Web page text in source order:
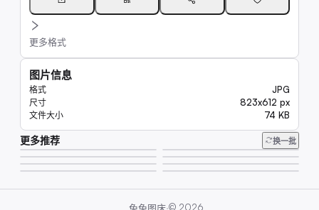
更多格式
图片信息
格式 JPG
尺寸 823x612 px
文件大小 74 KB
更多推荐 换一批
6.6K
6.6K
16K
7.4K
6.9K
63K
6.6K
·© 2026